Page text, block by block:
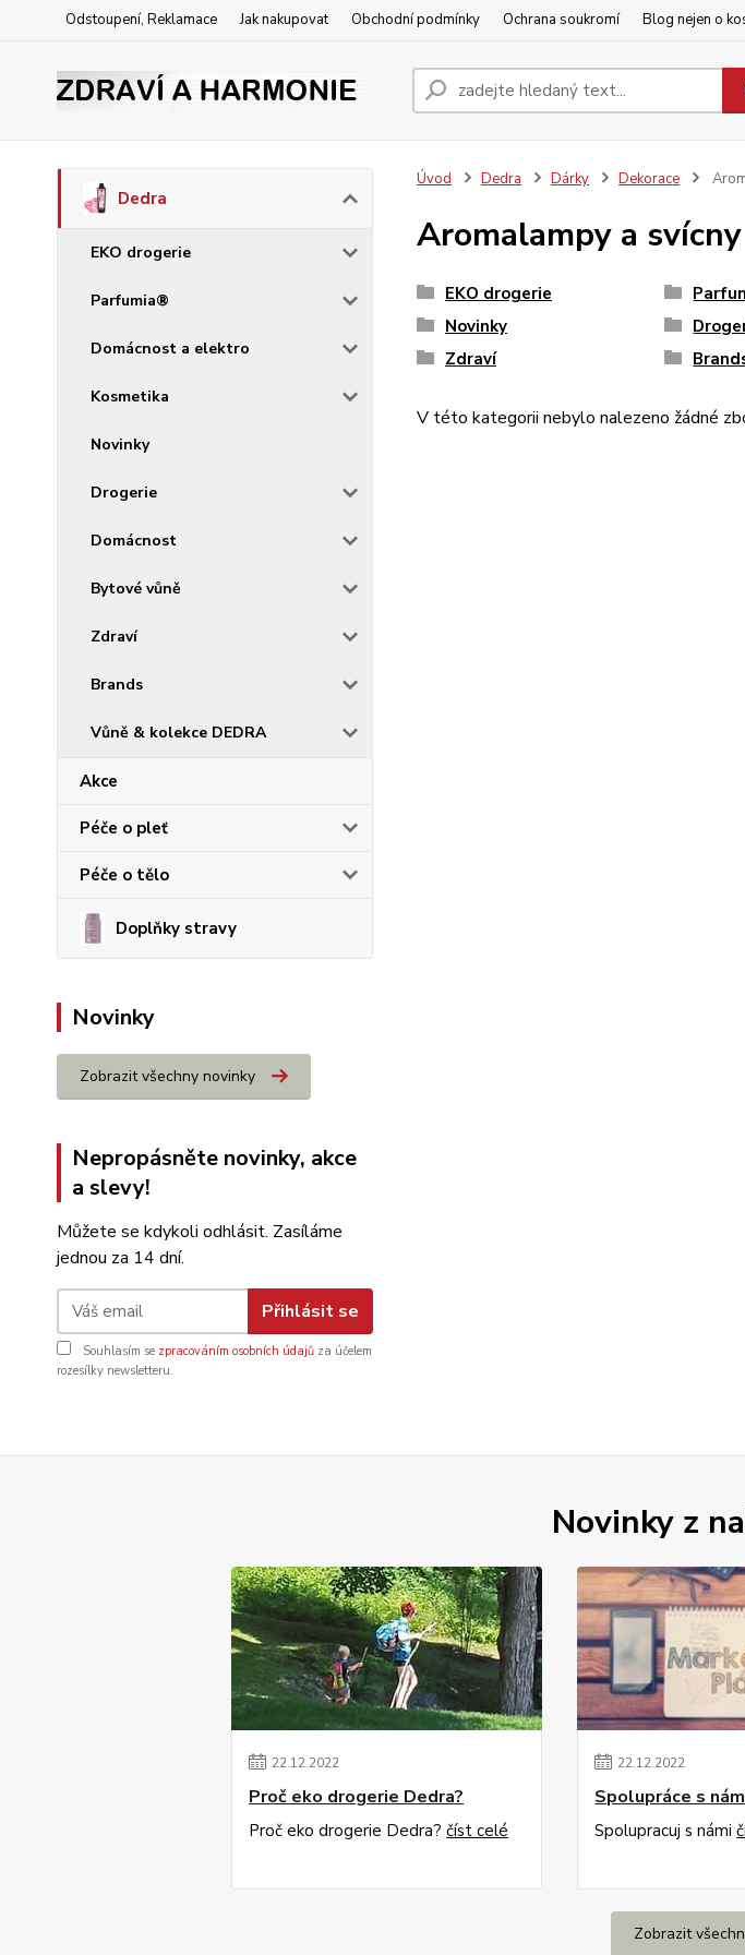
Odstoupení, Reklamace Jak nakupovat Obchodní podmínky Ochrana soukromí Blog nejen o
Dedra
EKO drogerie
Parfumia®
Domácnost a elektro
Kosmetika
Novinky
Drogerie
Domácnost
Bytové vůně
Zdraví
Brands
Vůně & kolekce DEDRA
Akce
Péče o pleť
Péče o tělo
Doplňky stravy
Novinky
Zobrazit všechny novinky
Nepropásněte novinky, akce
a slevy!
Můžete se kdykoli odhlásit. Zasíláme
jednou za 14 dní.
Přihlásit se
Souhlasím se zpracováním osobních údajů za účelem
rozesílky newsletteru.
Úvod Dedra Dárky Dekorace
Aromalampy a svícny
EKO drogerie
Novinky
Zdraví
V této kategorii nebylo nalezeno žádné
Novinky z
22.12.2022
Proč eko drogerie Dedra?
Proč eko drogerie Dedra?číst celé
22.12.2022
Spolupráce s
Spolupracuj s námi
Zobrazit